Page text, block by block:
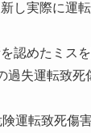
し実際に運
認めたミス
過失運転致死
運転致死傷